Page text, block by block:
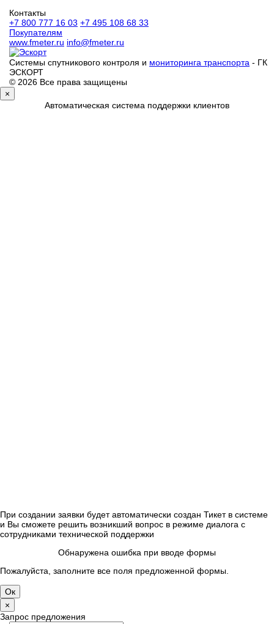
Контакты
+7 800 777 16 03 +7 495 108 68 33
Покупателям
www.fmeter.ru info@fmeter.ru
Системы спутникового контроля и мониторинга транспорта - ГК
ЭСКОРТ
© 2026 Все права защищены
×
Автоматическая система поддержки клиентов
При создании заявки будет автоматически создан Тикет в системе
и Вы сможете решить возникший вопрос в режиме диалога с
сотрудниками технической поддержки
Обнаружена ошибка при вводе формы
Пожалуйста, заполните все поля предложенной формы.
×
Запрос предложения